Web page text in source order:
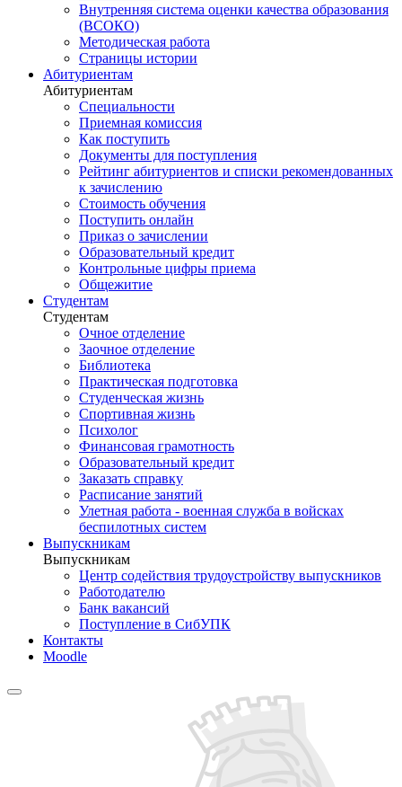
Внутренняя система оценки качества образования
(ВСОКО)
Методическая работа
Страницы истории
Абитуриентам
Абитуриентам
Специальности
Приемная комиссия
Как поступить
Документы для поступления
Рейтинг абитуриентов и списки рекомендованных
к зачислению
Стоимость обучения
Поступить онлайн
Приказ о зачислении
Образовательный кредит
Контрольные цифры приема
Общежитие
Студентам
Студентам
Очное отделение
Заочное отделение
Библиотека
Практическая подготовка
Студенческая жизнь
Спортивная жизнь
Психолог
Финансовая грамотность
Образовательный кредит
Заказать справку
Расписание занятий
Улетная работа - военная служба в войсках
беспилотных систем
Выпускникам
Выпускникам
Центр содействия трудоустройству выпускников
Работодателю
Банк вакансий
Поступление в СибУПК
Контакты
Moodle